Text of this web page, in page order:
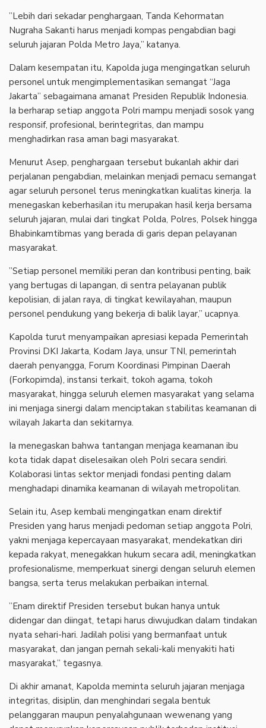
‎”Lebih dari sekadar penghargaan, Tanda Kehormatan
Nugraha Sakanti harus menjadi kompas pengabdian bagi
seluruh jajaran Polda Metro Jaya,” katanya.
‎Dalam kesempatan itu, Kapolda juga mengingatkan seluruh
personel untuk mengimplementasikan semangat “Jaga
Jakarta” sebagaimana amanat Presiden Republik Indonesia.
Ia berharap setiap anggota Polri mampu menjadi sosok yang
responsif, profesional, berintegritas, dan mampu
menghadirkan rasa aman bagi masyarakat.
‎Menurut Asep, penghargaan tersebut bukanlah akhir dari
perjalanan pengabdian, melainkan menjadi pemacu semangat
agar seluruh personel terus meningkatkan kualitas kinerja. Ia
menegaskan keberhasilan itu merupakan hasil kerja bersama
seluruh jajaran, mulai dari tingkat Polda, Polres, Polsek hingga
Bhabinkamtibmas yang berada di garis depan pelayanan
masyarakat.
‎”Setiap personel memiliki peran dan kontribusi penting, baik
yang bertugas di lapangan, di sentra pelayanan publik
kepolisian, di jalan raya, di tingkat kewilayahan, maupun
personel pendukung yang bekerja di balik layar,” ucapnya.
‎Kapolda turut menyampaikan apresiasi kepada Pemerintah
Provinsi DKI Jakarta, Kodam Jaya, unsur TNI, pemerintah
daerah penyangga, Forum Koordinasi Pimpinan Daerah
(Forkopimda), instansi terkait, tokoh agama, tokoh
masyarakat, hingga seluruh elemen masyarakat yang selama
ini menjaga sinergi dalam menciptakan stabilitas keamanan di
wilayah Jakarta dan sekitarnya.
‎Ia menegaskan bahwa tantangan menjaga keamanan ibu
kota tidak dapat diselesaikan oleh Polri secara sendiri.
Kolaborasi lintas sektor menjadi fondasi penting dalam
menghadapi dinamika keamanan di wilayah metropolitan.
‎Selain itu, Asep kembali mengingatkan enam direktif
Presiden yang harus menjadi pedoman setiap anggota Polri,
yakni menjaga kepercayaan masyarakat, mendekatkan diri
kepada rakyat, menegakkan hukum secara adil, meningkatkan
profesionalisme, memperkuat sinergi dengan seluruh elemen
bangsa, serta terus melakukan perbaikan internal.
‎”Enam direktif Presiden tersebut bukan hanya untuk
didengar dan diingat, tetapi harus diwujudkan dalam tindakan
nyata sehari-hari. Jadilah polisi yang bermanfaat untuk
masyarakat, dan jangan pernah sekali-kali menyakiti hati
masyarakat,” tegasnya.
‎Di akhir amanat, Kapolda meminta seluruh jajaran menjaga
integritas, disiplin, dan menghindari segala bentuk
pelanggaran maupun penyalahgunaan wewenang yang